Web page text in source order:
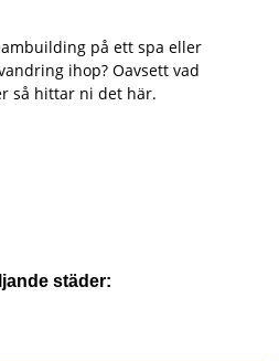
på ett spa eller
ihop? Oavsett vad
så hittar ni det här.
städer: